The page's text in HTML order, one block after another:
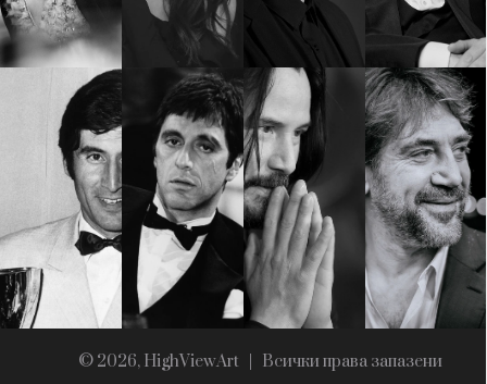
СЛЕДВАЙТЕ НИ
Facebook Instagram Twitter
Pinterest
YouTube
Spotify Soundcloud
Ако нашият сайт ви харесва, можете да се абонирате за
седмичния ни нюзлетър тук:
© 2026, HighViewArt | Всички права запазени